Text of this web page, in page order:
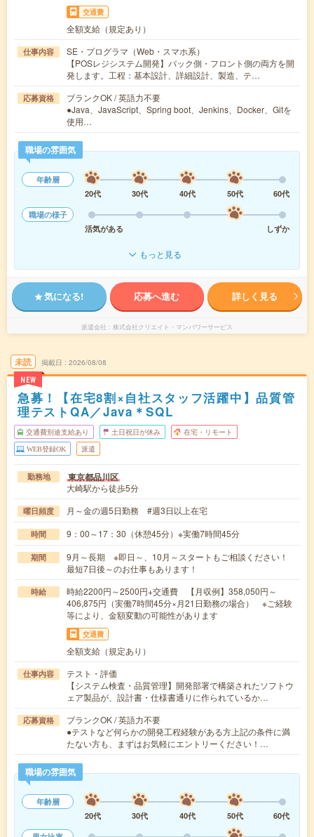
交通費
全額支給（規定あり）
仕事内容
SE・プログラマ（Web・スマホ系）
【POSレジシステム開発】バック側・フロント側の両方を開
発します。工程：基本設計、詳細設計、製造、テ…
応募資格
ブランクOK / 英語力不要
●Java、JavaScript、Spring boot、Jenkins、Docker、Gitを
使用…
職場の雰囲気
年齢層
20代
30代 40代 50代
60代
職場の様子
活気がある
しずか
もっと見る
気になる! 応募へ進む 詳しく見る
派遣会社 株式会社クリエイト・マンパワーサービス
未読
NEW
掲載日 2026/08/08
急募！【在宅8割×自社スタッフ活躍中】品質管
理テストQA／Java＊SQL
交通費別途支給あり 土日祝日が休み 在宅・リモート
WEB登録OK 派遣
勤務地 東京都品川区
大崎駅から徒歩5分
曜日頻度 月～金の週5日勤務 #週3日以上在宅
時間 9：00～17：30（休憩45分）※実働7時間45分
期間
9月～長期 ※即日～、10月～スタートもご相談ください！
最短7日後～のお仕事もあります！
時給
時給2200円～2500円+交通費 【月収例】358,050円～
406,875円（実働7時間45分×月21日勤務の場合） ※ご経験
等により、金額変動の可能性があります
交通費
全額支給（規定あり）
仕事内容
テスト・評価
【システム検査・品質管理】開発部署で構築されたソフトウ
ェア製品が、設計書・仕様書通りに作られているか…
応募資格
ブランクOK / 英語力不要
●テストなど何らかの開発工程経験がある方上記の条件に満
たない方も、まずはお気軽にエントリーください！…
職場の雰囲気
年齢層
20代
30代 40代 50代
60代